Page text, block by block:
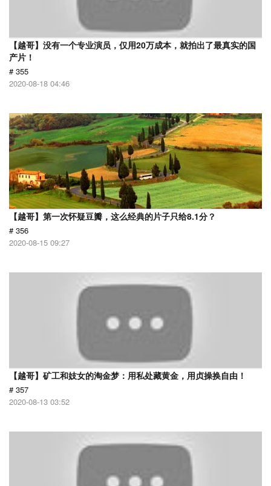
【越哥】没有一个专业演员，仅用20万成本，就拍出了最真实的国
产片！
# 355
2020-08-18 04:46
【越哥】第一次怀疑豆瓣，这么经典的片子只给8.1分？
# 356
2020-08-15 09:27
【越哥】矿工和妓女的淘金梦：用私处藏黄金，用贞操换自由！
# 357
2020-08-13 03:52